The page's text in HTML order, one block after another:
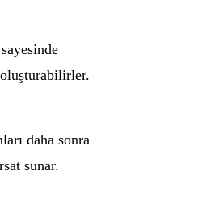
daha sonra
sunar.